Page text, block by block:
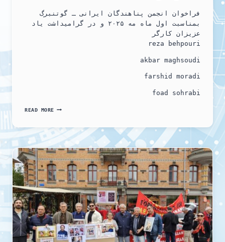
فراخوان انجمن پناهندگان ایرانی ـ گوتنبرگ
بمناسبت اول ماه مه ۲۰۲۵ و در گرامیداشت یاد
عزیزان کارگر
reza behpouri
akbar maghsoudi
farshid moradi
foad sohrabi
READ MOREفراخوان
ایرانی
گوتنبرگ
بمناسبت
اول
ماه
مه
۲۰۲۵
و
در
گرامیداشت
یاد
عزیزان
کارگر